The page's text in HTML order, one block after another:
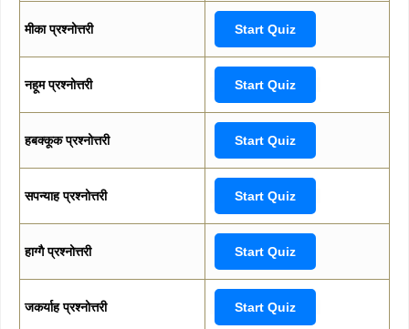
मीका प्रश्नोत्तरी Start Quiz
नहूम प्रश्नोत्तरी Start Quiz
हबक्कूक प्रश्नोत्तरी Start Quiz
सपन्याह प्रश्नोत्तरी Start Quiz
हाग्गै प्रश्नोत्तरी Start Quiz
जकर्याह प्रश्नोत्तरी Start Quiz